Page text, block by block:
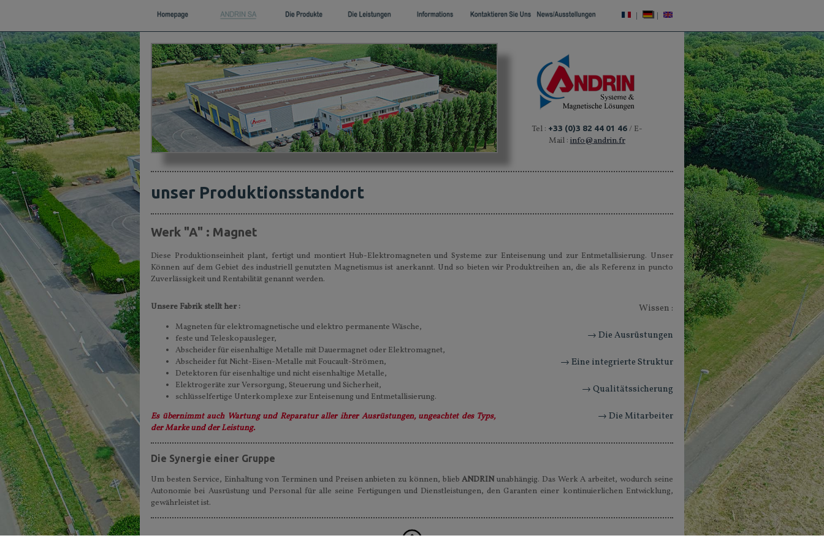
| |
Tel : +33 (0)3 82 44 01 46/ E-
Mail :info@andrin.fr
unser Produktionsstandort
Werk "A" : Magnet
Diese Produktionseinheit plant, fertigt und montiert Hub-Elektromagneten und Systeme zur Enteisenung und zur Entmetallisierung. Unser
Können auf dem Gebiet des industriell genutzten Magnetismus ist anerkannt. Und so bieten wir Produktreihen an, die als Referenz in puncto
Zuverlässigkeit und Rentabilität genannt werden.
Unsere Fabrik stellt her :
Magneten für elektromagnetische und elektro permanente Wäsche,
feste und Teleskopausleger,
Abscheider für eisenhaltige Metalle mit Dauermagnet oder Elektromagnet,
Abscheider füt Nicht-Eisen-Metalle mit Foucault-Strömen,
Detektoren für eisenhaltige und nicht eisenhaltige Metalle,
Elektrogeräte zur Versorgung, Steuerung und Sicherheit,
schlüsselfertige Unterkomplexe zur Enteisenung und Entmetallisierung.
Es übernimmt auch Wartung und Reparatur aller ihrer Ausrüstungen, ungeachtet des Typs,
der Marke und der Leistung.
Wissen :
→ Die Ausrüstungen
→ Eine integrierte Struktur
→ Qualitätssicherung
→ Die Mitarbeiter
Die Synergie einer Gruppe
Um besten Service, Einhaltung von Terminen und Preisen anbieten zu können, bliebANDRIN unabhängig. Das Werk A arbeitet, wodurch seine
Autonomie bei Ausrüstung und Personal für alle seine Fertigungen und Dienstleistungen, den Garanten einer kontinuierlichen Entwicklung,
gewährleistet ist.